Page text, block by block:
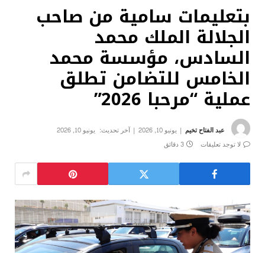
بتعليمات سامية من صاحب
الجلالة الملك محمد
السادس، مؤسسة محمد
الخامس للتضامن تطلق
عملية “مرحبا 2026”
عبد الفتاح تخيم يونيو 10, 2026 آخر تحديث: يونيو 10, 2026
لا توجد تعليقات
3 دقائق